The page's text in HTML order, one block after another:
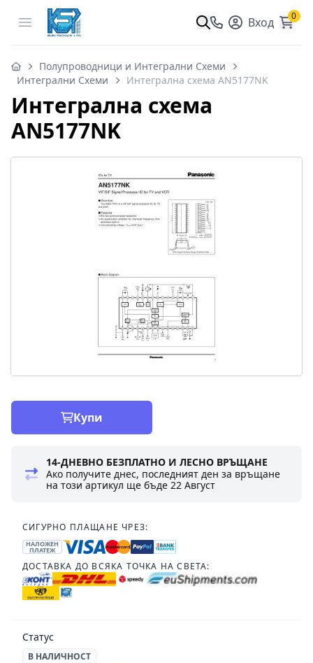
Open menu Вход 0
Полупроводници и Интегрални Схеми
Интегрални Схеми
Интегрална схема AN5177NK
Интегрална схема
AN5177NK
Купи
14-ДНЕВНО БЕЗПЛАТНО И ЛЕСНО ВРЪЩАНЕ
Ако получите днес, последният ден за връщане
на този артикул ще бъде22 Август
СИГУРНО ПЛАЩАНЕ ЧРЕЗ:
НАЛОЖЕН
ПЛАТЕЖ
ДОСТАВКА ДО ВСЯКА ТОЧКА НА СВЕТА:
Статус
В НАЛИЧНОСТ